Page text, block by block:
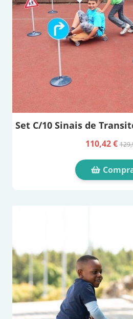
Set C/10 Sinais de
110,42 €